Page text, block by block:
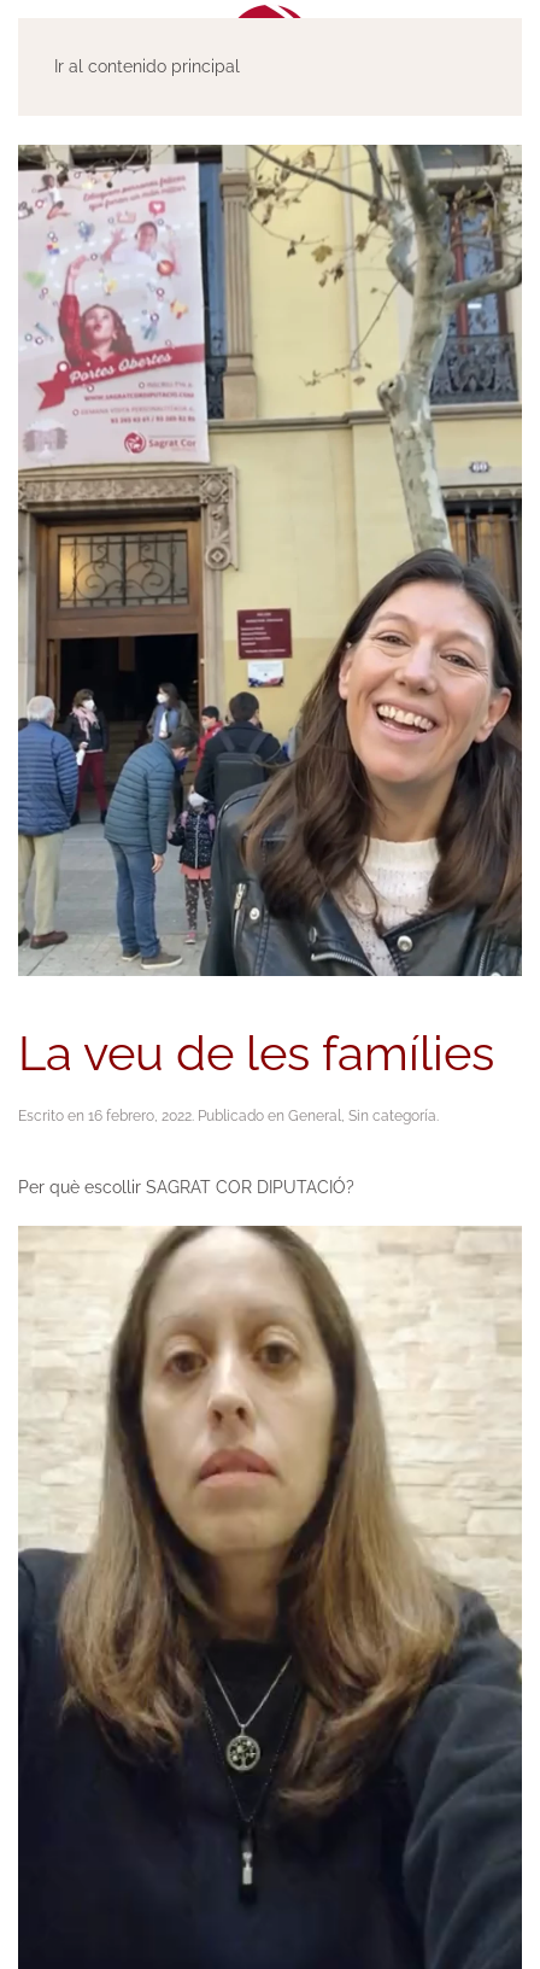
Ir al contenido principal
La veu de les famílies
Escrito en 16 febrero, 2022. Publicado en General, Sin categoría.
Per què escollir SAGRAT COR DIPUTACIÓ?